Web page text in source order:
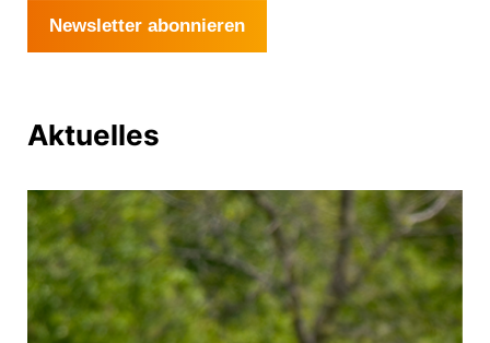
Newsletter abonnieren
Aktuelles